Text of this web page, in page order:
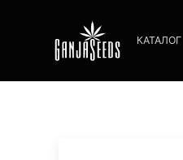
КАТАЛОГ